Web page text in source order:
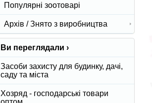
Популярні зоотоварі
Архів / Знято з виробництва
Ви переглядали ›
Засоби захисту для будинку, дачі,
саду та міста
Хозряд - господарські товари